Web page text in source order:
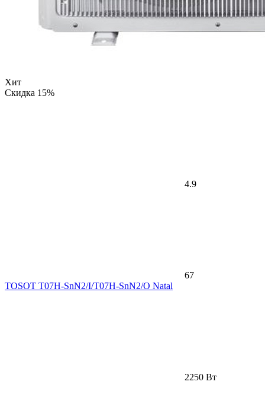
Хит
Скидка 15%
4.9
67
TOSOT T07H-SnN2/I/T07H-SnN2/O Natal
2250 Вт